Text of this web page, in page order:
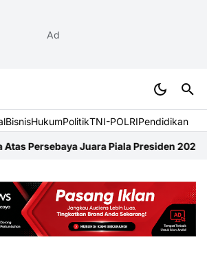
Ad
BisnisHukumPolitikTNI-POLRIPendidikan
Piala Presiden 2026Festival Raimuti